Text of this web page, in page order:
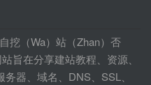
挖（Wa）站（Zhan）否
旨在分享建站教程、资源、
器、域名、DNS、SSL、